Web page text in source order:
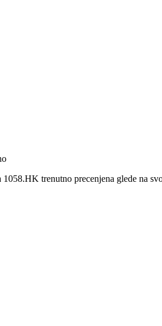
trenutno precenjena glede na